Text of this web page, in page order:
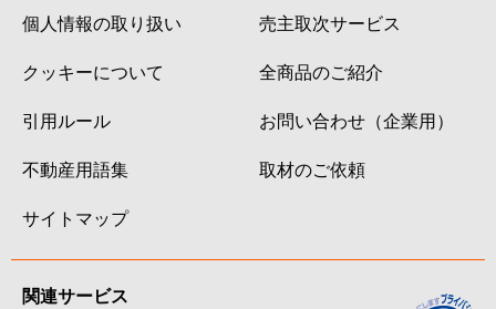
個人情報の取り扱い
クッキーについて
引用ルール
不動産用語集
サイトマップ
売主取次サービス
全商品のご紹介
お問い合わせ（企業用）
取材のご依頼
関連サービス